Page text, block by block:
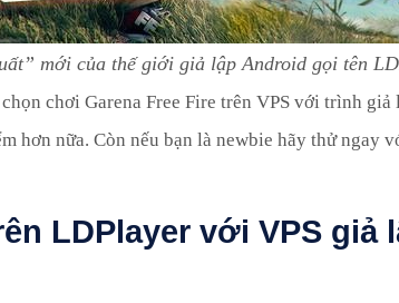
mới của thế giới giả lập Android gọi tên
chơi Garena Free Fire trên VPS với trình giả
hơn nữa. Còn nếu bạn là newbie hãy thử ngay
LDPlayer với VPS giả